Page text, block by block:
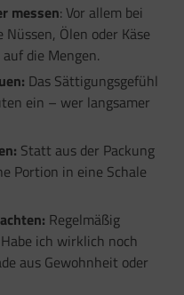
messen: Vor allem bei
Ölen oder Käse
die Mengen.
Das Sättigungsgefühl
ein – wer langsamer
Statt aus der Packung
Portion in eine Schale
Regelmäßig
ich wirklich noch
aus Gewohnheit oder